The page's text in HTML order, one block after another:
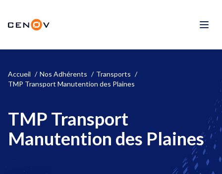
contenu
CENOV
Accueil Nos Adhérents
Transports
TMP Transport Manutention des Plaines
TMP Transport
Manutention des Plaines